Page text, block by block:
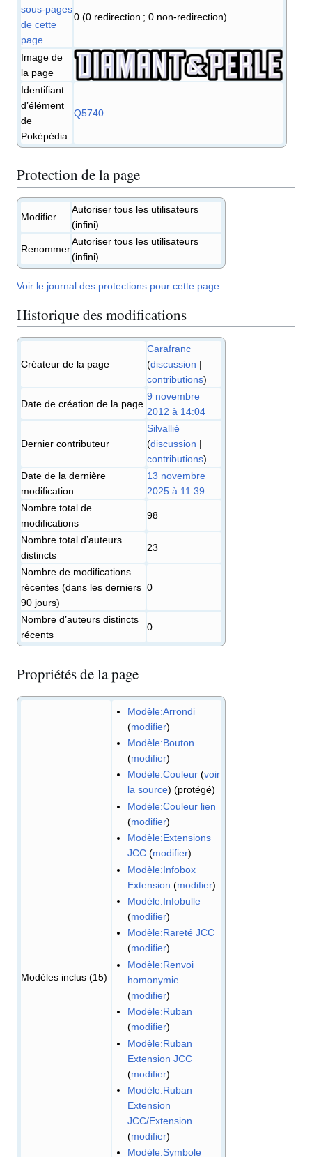
sous-pages
de cette
page
0 (0 redirection ; 0 non-redirection)
Image de
la page
Identifiant
d’élément
de
Poképédia
Q5740
Protection de la page
Modifier
Autoriser tous les utilisateurs
(infini)
Renommer
Autoriser tous les utilisateurs
(infini)
Voir le journal des protections pour cette page.
Historique des modifications
Créateur de la page
Carafranc
(discussion |
contributions)
Date de création de la page
9 novembre
2012 à 14:04
Dernier contributeur
Silvallié
(discussion |
contributions)
Date de la dernière
modification
13 novembre
2025 à 11:39
Nombre total de
modifications
98
Nombre total d’auteurs
distincts
23
Nombre de modifications
récentes (dans les derniers
90 jours)
0
Nombre d’auteurs distincts
récents
0
Propriétés de la page
Modèles inclus (15)
Modèle:Arrondi
(modifier)
Modèle:Bouton
(modifier)
Modèle:Couleur (voir
la source) (protégé)
Modèle:Couleur lien
(modifier)
Modèle:Extensions
JCC (modifier)
Modèle:Infobox
Extension (modifier)
Modèle:Infobulle
(modifier)
Modèle:Rareté JCC
(modifier)
Modèle:Renvoi
homonymie
(modifier)
Modèle:Ruban
(modifier)
Modèle:Ruban
Extension JCC
(modifier)
Modèle:Ruban
Extension
JCC/Extension
(modifier)
Modèle:Symbole